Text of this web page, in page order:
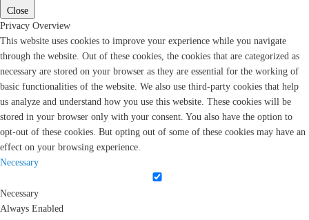
Close
Privacy Overview
This website uses cookies to improve your experience while you navigate
through the website. Out of these cookies, the cookies that are categorized as
necessary are stored on your browser as they are essential for the working of
basic functionalities of the website. We also use third-party cookies that help
us analyze and understand how you use this website. These cookies will be
stored in your browser only with your consent. You also have the option to
opt-out of these cookies. But opting out of some of these cookies may have an
effect on your browsing experience.
Necessary
Necessary
Always Enabled